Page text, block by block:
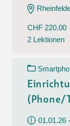
CHF 220.00
2 Lektionen
(Phone/
01.01.26